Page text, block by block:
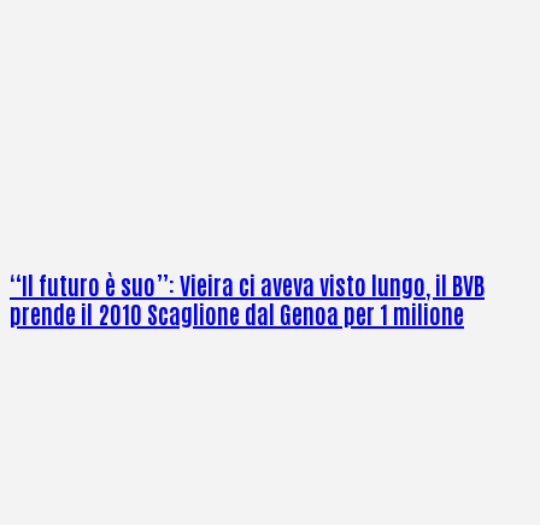
“Il futuro è suo”: Vieira ci aveva visto lungo, il BVB
prende il 2010 Scaglione dal Genoa per 1 milione